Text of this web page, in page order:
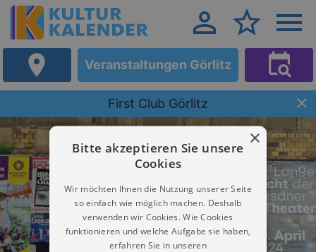
Veranstaltungen Görlitz
First Club Görlitz
×
Bitte akzeptieren Sie unsere
Cookies
Wir möchten Ihnen die Nutzung unserer Seite
so einfach wie möglich machen. Deshalb
verwenden wir Cookies. Wie Cookies
funktionieren und welche Aufgabe sie haben,
erfahren Sie in unseren